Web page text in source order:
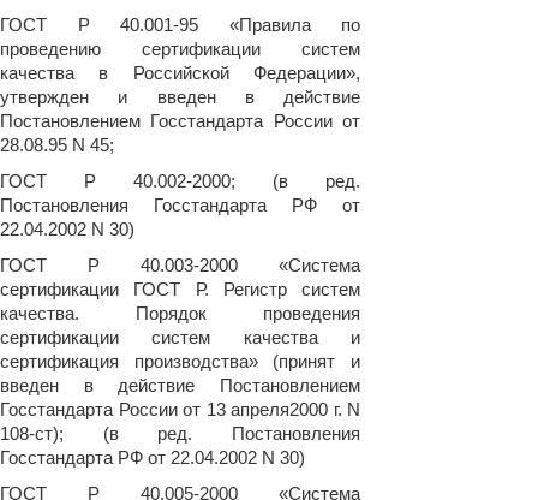
ГОСТ Р 40.001-95 «Правила по
проведению сертификации систем
качества в Российской Федерации»,
утвержден и введен в действие
Постановлением Госстандарта России от
28.08.95 N 45;
ГОСТ Р 40.002-2000; (в ред.
Постановления Госстандарта РФ от
22.04.2002 N 30)
ГОСТ Р 40.003-2000 «Система
сертификации ГОСТ Р. Регистр систем
качества. Порядок проведения
сертификации систем качества и
сертификация производства» (принят и
введен в действие Постановлением
Госстандарта России от 13 апреля2000 г. N
108-ст); (в ред. Постановления
Госстандарта РФ от 22.04.2002 N 30)
ГОСТ Р 40.005-2000 «Система